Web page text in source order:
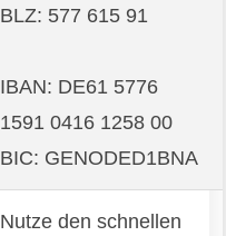
BLZ: 577 615 91
IBAN: DE61 5776
1591 0416 1258 00
BIC: GENODED1BNA
Nutze den schnellen